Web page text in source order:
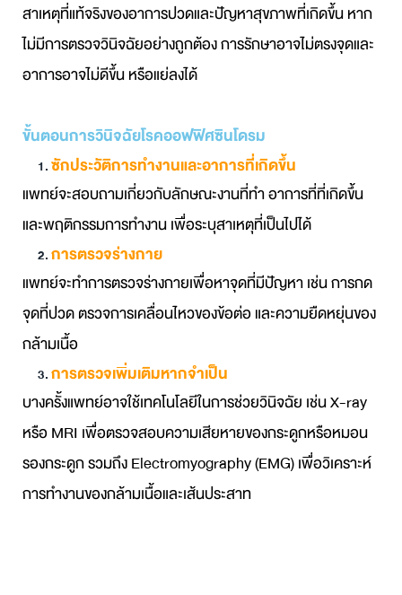
สาเหตุที่แท้จริงของอาการปวดและปัญหาสุขภาพที่เกิดขึ้น หาก
ไม่มีการตรวจวินิจฉัยอย่างถูกต้อง การรักษาอาจไม่ตรงจุดและ
อาการอาจไม่ดีขึ้น หรือแย่ลงได้
ขั้นตอนการวินิจฉัยโรคออฟฟิศซินโดรม
ซักประวัติการทำงานและอาการที่เกิดขึ้น
แพทย์จะสอบถามเกี่ยวกับลักษณะงานที่ทำ อาการที่ที่เกิดขึ้น
และพฤติกรรมการทำงาน เพื่อระบุสาเหตุที่เป็นไปได้
การตรวจร่างกาย
แพทย์จะทำการตรวจร่างกายเพื่อหาจุดที่มีปัญหา เช่น การกด
จุดที่ปวด ตรวจการเคลื่อนไหวของข้อต่อ และความยืดหยุ่นของ
กล้ามเนื้อ
การตรวจเพิ่มเติมหากจำเป็น
บางครั้งแพทย์อาจใช้เทคโนโลยีในการช่วยวินิจฉัย เช่น X-ray
หรือ MRI เพื่อตรวจสอบความเสียหายของกระดูกหรือหมอน
รองกระดูก รวมถึง Electromyography (EMG) เพื่อวิเคราะห์
การทำงานของกล้ามเนื้อและเส้นประสาท